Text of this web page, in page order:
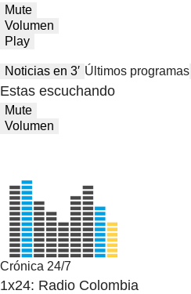
Mute
Volumen
Play
Noticias en 3′ Últimos programas
Estas escuchando
Mute
Volumen
Crónica 24/7
1x24: Radio Colombia